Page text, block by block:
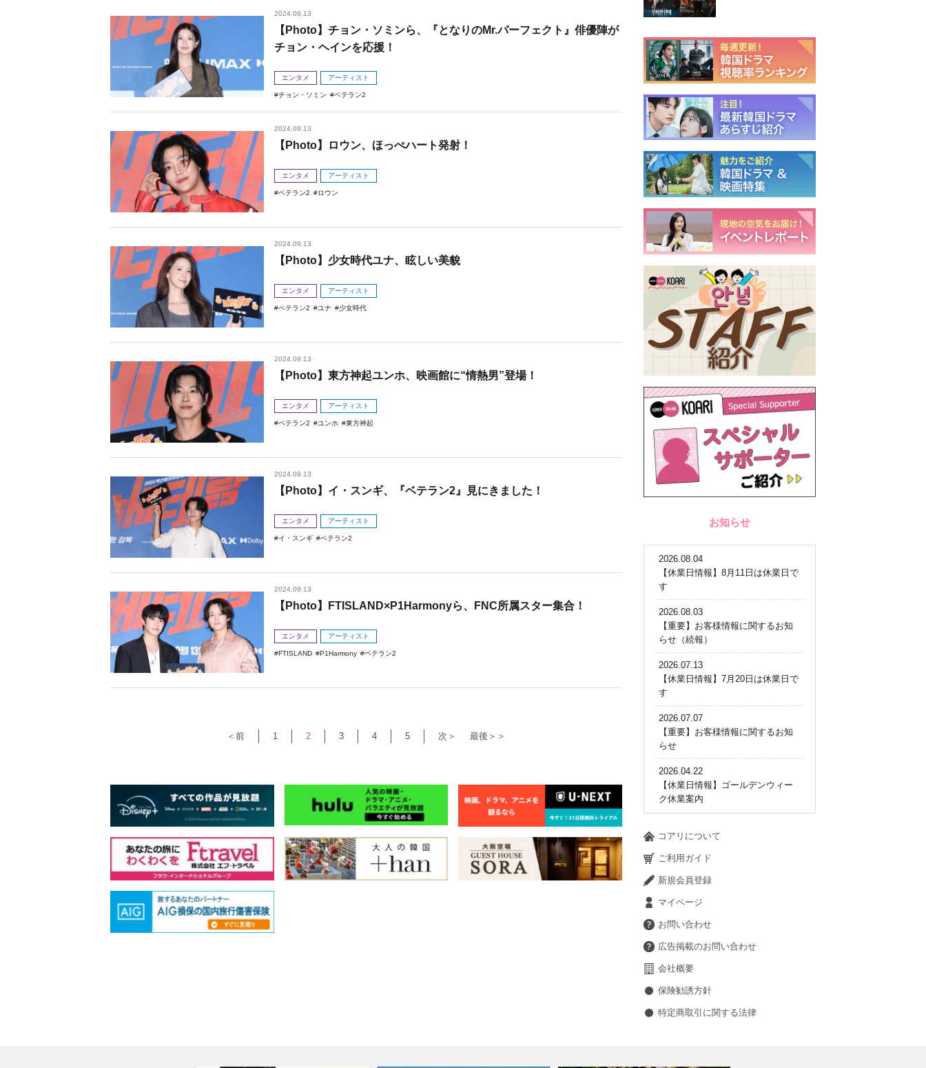
2024.09.13
【Photo】チョン・ソミンら、『となりのMr.パーフェクト』俳優陣が
チョン・ヘインを応援！
エンタメ アーティスト
チョン・ソミン ベテラン2
2024.09.13
【Photo】ロウン、ほっぺハート発射！
エンタメ アーティスト
ベテラン2 ロウン
2024.09.13
【Photo】少女時代ユナ、眩しい美貌
エンタメ アーティスト
ベテラン2 ユナ 少女時代
2024.09.13
【Photo】東方神起ユンホ、映画館に“情熱男”登場！
エンタメ アーティスト
ベテラン2 ユンホ 東方神起
2024.09.13
【Photo】イ・スンギ、『ベテラン2』見にきました！
エンタメ アーティスト
イ・スンギ ベテラン2
2024.09.13
【Photo】FTISLAND×P1Harmonyら、FNC所属スター集合！
エンタメ アーティスト
FTISLAND P1Harmony ベテラン2
＜前 1 2 3 4 5 次＞ 最後＞＞
お知らせ
2026.08.04
【休業日情報】8月11日は休業日で
す
2026.08.03
【重要】お客様情報に関するお知
らせ（続報）
2026.07.13
【休業日情報】7月20日は休業日で
す
2026.07.07
【重要】お客様情報に関するお知
らせ
2026.04.22
【休業日情報】ゴールデンウィー
ク休業案内
コアリについて
ご利用ガイド
新規会員登録
マイページ
お問い合わせ
広告掲載のお問い合わせ
会社概要
保険勧誘方針
特定商取引に関する法律